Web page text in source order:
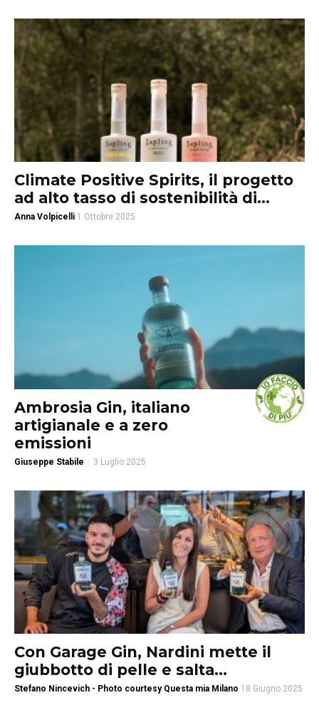
Climate Positive Spirits, il progetto
ad alto tasso di sostenibilità di...
Anna Volpicelli 1 Ottobre 2025
Ambrosia Gin, italiano
artigianale e a zero
emissioni
Giuseppe Stabile - 3 Luglio 2025
Con Garage Gin, Nardini mette il
giubbotto di pelle e salta...
Stefano Nincevich - Photo courtesy Questa mia Milano 18 Giugno 2025